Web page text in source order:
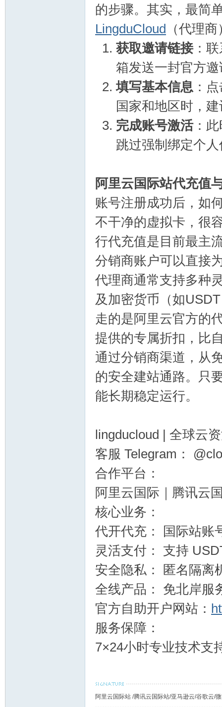
的步骤。其实，最简
LingduCloud （代理
获取邀请链接：
箱发送一封官方
填写基本信息 ：
国家和地区时，
完成账号激活：
跳过强制绑定个
阿里云国际站代充值
账号注册成功后，如
不干净的虚拟卡，很
行代充值是目前最主
分销商账户可以直接
代理商通常支持多种
及加密货币（如
走的是阿里云官方的
提供的专属折扣，比
通过分销商渠道，从
的安全建站通路。只
能长期稳定运行。
lingducloud | 全球云
客服 Telegram：
合作平台：
阿里云国际｜腾讯云
核心业务：
代开代充： 国际站账
灵活支付： 支持
安全隐私： 匿名隔离
全线产品： 免北岸服
官方自助开户网站：
服务保障：
7×24小时专业技术支
阿里云国际站 /腾讯云国际站/亚马逊云/谷歌云/